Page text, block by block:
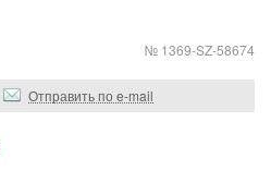
№ 1369-SZ-58674
Отправить по e-mail